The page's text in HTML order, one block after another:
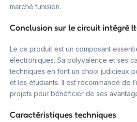
marché tunisien.
Conclusion sur le circuit intégré
Le ce produit est un composant
électroniques. Sa polyvalence et ses
techniques en font un choix judicieux
et les étudiants. Il est recommandé de
projets pour bénéficier de ses
Caractéristiques techniques